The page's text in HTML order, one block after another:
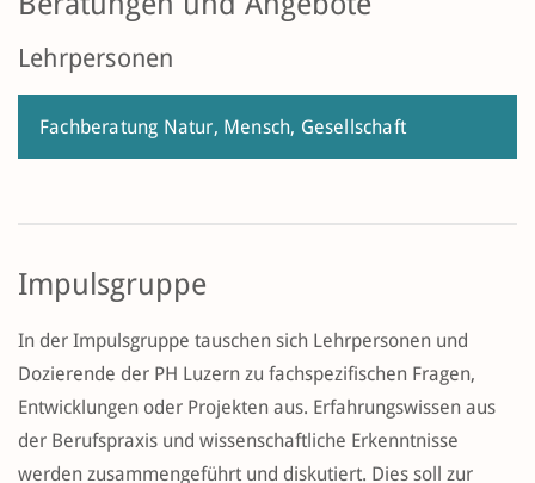
Lehrpersonen
Fachberatung Natur, Mensch, Gesellschaft
Impulsgruppe
In der Impulsgruppe tauschen sich Lehrpersonen und
Dozierende der PH Luzern zu fachspezifischen Fragen,
Entwicklungen oder Projekten aus. Erfahrungswissen aus
der Berufspraxis und wissenschaftliche Erkenntnisse
werden zusammengeführt und diskutiert. Dies soll zur